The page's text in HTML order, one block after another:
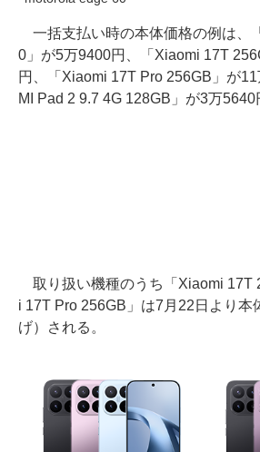
一括支払い時の本体価格の例は、
0」が5万9400円、「Xiaomi 17T
円、「Xiaomi 17T Pro 256GB」が
MI Pad 2 9.7 4G 128GB」が3万5640
取り扱い機種のうち「Xiaomi 17T
i 17T Pro 256GB」は7月22日より本
げ）される。